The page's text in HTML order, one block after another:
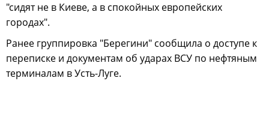
"сидят не в Киеве, а в спокойных европейских
городах".
Ранее группировка "Берегини" сообщила о доступе к
переписке и документам об ударах ВСУ по нефтяным
терминалам в Усть-Луге.